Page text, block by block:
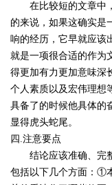
在比较短的文章中
的来说，如果这确实是
响的经历，它早就应该
就是一项很合适的作为
得更加有力更加意味深
个人素质以及宏伟理想
具备了的时候他具体的
显得虎头蛇尾。
四 .注意要点
结论应该准确、完
包括以下几个方面： ①